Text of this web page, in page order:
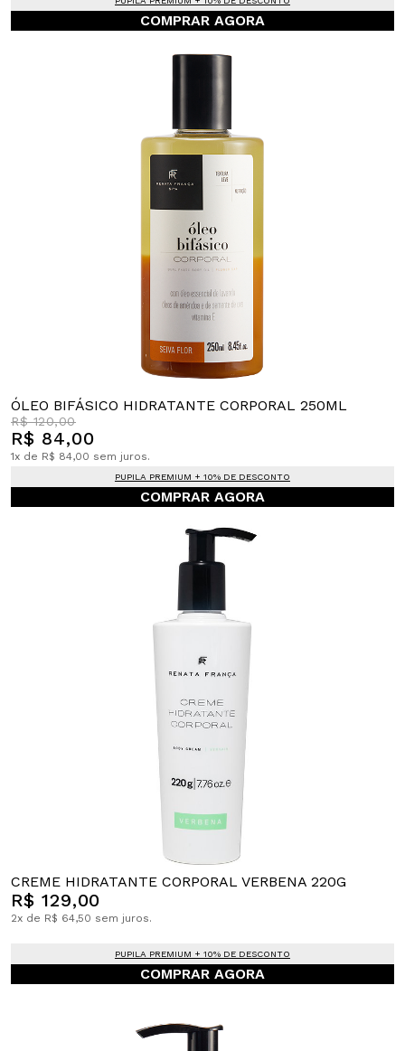
COMPRAR AGORA
ÓLEO BIFÁSICO HIDRATANTE CORPORAL 250ML
R$ 120,00
R$ 84,00
1x de R$ 84,00 sem juros.
PUPILA PREMIUM + 10% DE DESCONTO
COMPRAR AGORA
CREME HIDRATANTE CORPORAL VERBENA 220G
R$ 129,00
2x de R$ 64,50 sem juros.
PUPILA PREMIUM + 10% DE DESCONTO
COMPRAR AGORA